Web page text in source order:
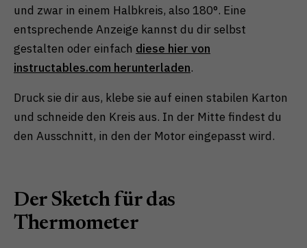
und zwar in einem Halbkreis, also 180°. Eine
entsprechende Anzeige kannst du dir selbst
gestalten oder einfach diese hier von
instructables.com herunterladen.
Druck sie dir aus, klebe sie auf einen stabilen Karton
und schneide den Kreis aus. In der Mitte findest du
den Ausschnitt, in den der Motor eingepasst wird.
Der Sketch für das
Thermometer